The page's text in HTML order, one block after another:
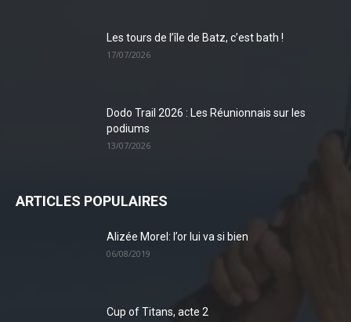
Les tours de l’île de Batz, c’est bath !
17/07/2026
Dodo Trail 2026 : Les Réunionnais sur les
podiums
13/07/2026
ARTICLES POPULAIRES
Alizée Morel: l’or lui va si bien
06/08/2019
Cup of Titans, acte 2